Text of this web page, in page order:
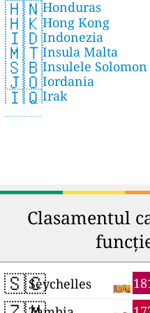
🇭🇳Honduras
🇭🇰Hong Kong
🇮🇩Indonezia
🇲🇹Insula Malta
🇸🇧Insulele Solomon
🇯🇴Iordania
🇮🇶Irak
Clasamentul
🇸🇨Seychelles